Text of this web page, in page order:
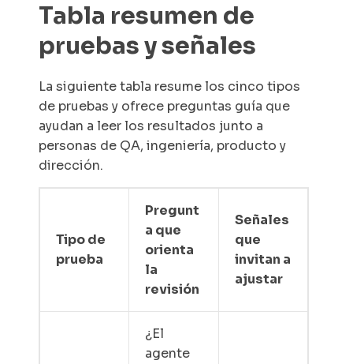
Tabla resumen de
pruebas y señales
La siguiente tabla resume los cinco tipos
de pruebas y ofrece preguntas guía que
ayudan a leer los resultados junto a
personas de QA, ingeniería, producto y
dirección.
Tipo de
prueba
Pregunt
a que
orienta
la
revisión
Señales
que
invitan a
ajustar
¿El
agente